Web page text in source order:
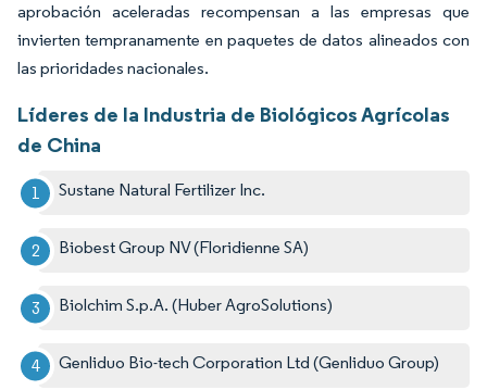
aprobación aceleradas recompensan a las empresas que
invierten tempranamente en paquetes de datos alineados con
las prioridades nacionales.
Líderes de la Industria de Biológicos Agrícolas
de China
Sustane Natural Fertilizer Inc.
Biobest Group NV (Floridienne SA)
Biolchim S.p.A. (Huber AgroSolutions)
Genliduo Bio-tech Corporation Ltd (Genliduo Group)